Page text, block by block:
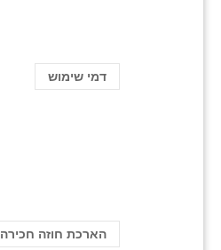
דמי שימוש
הארכת חוזה חכירה